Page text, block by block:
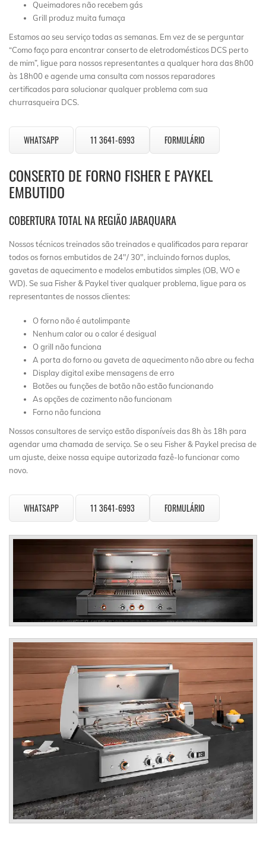
Queimadores não recebem gás
Grill produz muita fumaça
Estamos ao seu serviço todas as semanas. Em vez de se perguntar
“Como faço para encontrar conserto de eletrodomésticos DCS perto
de mim”, ligue para nossos representantes a qualquer hora das 8h00
às 18h00 e agende uma consulta com nossos reparadores
certificados para solucionar qualquer problema com sua
churrasqueira DCS.
WHATSAPP 11 3641-6993 FORMULÁRIO
CONSERTO DE FORNO FISHER E PAYKEL
EMBUTIDO
COBERTURA TOTAL NA REGIÃO JABAQUARA
Nossos técnicos treinados são treinados e qualificados para reparar
todos os fornos embutidos de 24″/ 30″, incluindo fornos duplos,
gavetas de aquecimento e modelos embutidos simples (OB, WO e
WD). Se sua Fisher & Paykel tiver qualquer problema, ligue para os
representantes de nossos clientes:
O forno não é autolimpante
Nenhum calor ou o calor é desigual
O grill não funciona
A porta do forno ou gaveta de aquecimento não abre ou fecha
Display digital exibe mensagens de erro
Botões ou funções de botão não estão funcionando
As opções de cozimento não funcionam
Forno não funciona
Nossos consultores de serviço estão disponíveis das 8h às 18h para
agendar uma chamada de serviço. Se o seu Fisher & Paykel precisa de
um ajuste, deixe nossa equipe autorizada fazê-lo funcionar como
novo.
WHATSAPP 11 3641-6993 FORMULÁRIO